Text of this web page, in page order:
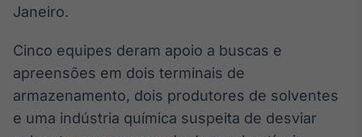
conteúdos e
dados
Broadcast
Ticker
Cotações e
Janeiro.
Cinco equipes deram apoio a buscas e
apreensões em dois terminais de
armazenamento, dois produtores de solventes
e uma indústria química suspeita de desviar